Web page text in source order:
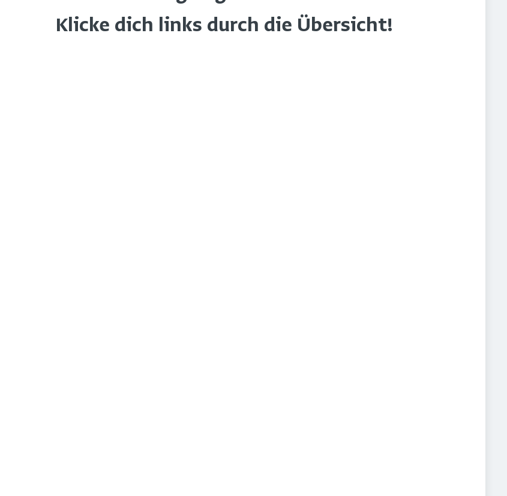
Klicke dich links durch die Übersicht!